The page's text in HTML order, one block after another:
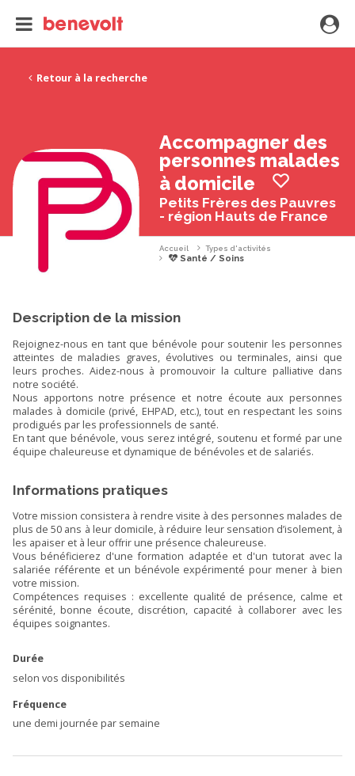
Retour à la recherche
Accompagner des
personnes malades
à domicile
Petits Frères des Pauvres
- région Hauts de France
Accueil Types d'activités
Santé / Soins
Description de la mission
Rejoignez-nous en tant que bénévole pour soutenir les personnes
atteintes de maladies graves, évolutives ou terminales, ainsi que
leurs proches. Aidez-nous à promouvoir la culture palliative dans
notre société.
Nous apportons notre présence et notre écoute aux personnes
malades à domicile (privé, EHPAD, etc.), tout en respectant les soins
prodigués par les professionnels de santé.
En tant que bénévole, vous serez intégré, soutenu et formé par une
équipe chaleureuse et dynamique de bénévoles et de salariés.
Informations pratiques
Votre mission consistera à rendre visite à des personnes malades de
plus de 50 ans à leur domicile, à réduire leur sensation d’isolement, à
les apaiser et à leur offrir une présence chaleureuse.
Vous bénéficierez d'une formation adaptée et d'un tutorat avec la
salariée référente et un bénévole expérimenté pour mener à bien
votre mission.
Compétences requises : excellente qualité de présence, calme et
sérénité, bonne écoute, discrétion, capacité à collaborer avec les
équipes soignantes.
Durée
selon vos disponibilités
Fréquence
une demi journée par semaine